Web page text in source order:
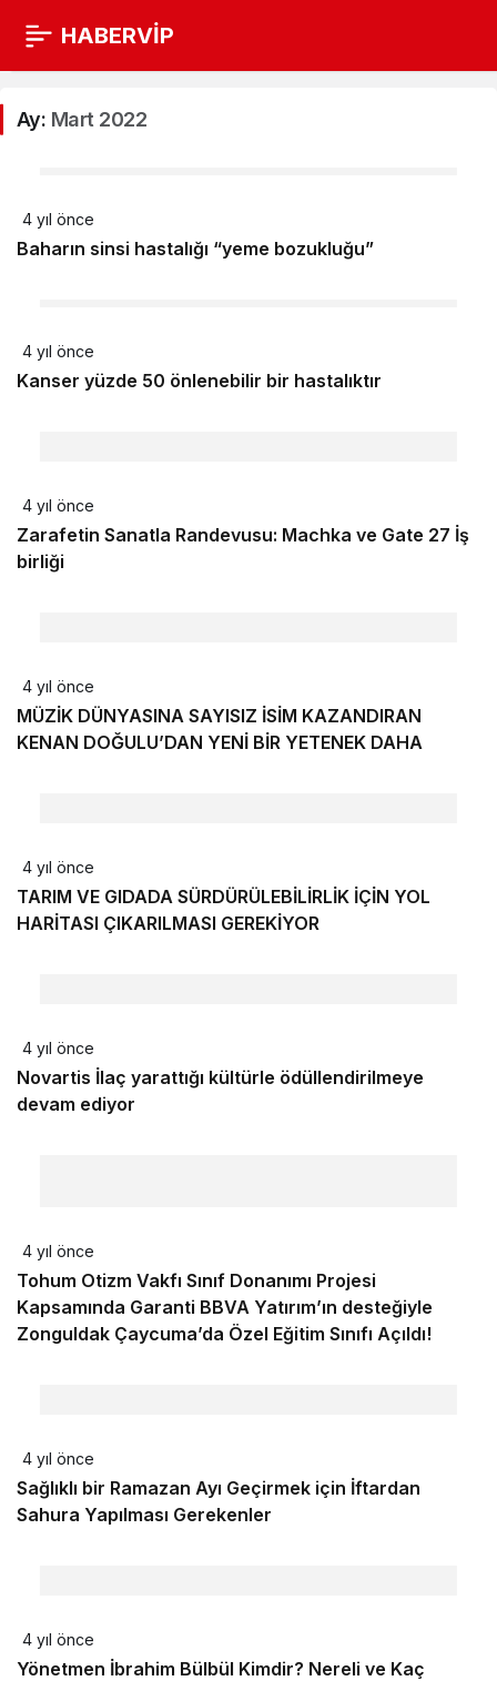
HABERVİP
Ay: Mart 2022
4 yıl önce
Baharın sinsi hastalığı “yeme bozukluğu”
4 yıl önce
Kanser yüzde 50 önlenebilir bir hastalıktır
4 yıl önce
Zarafetin Sanatla Randevusu: Machka ve Gate 27 İş
birliği
4 yıl önce
MÜZİK DÜNYASINA SAYISIZ İSİM KAZANDIRAN
KENAN DOĞULU’DAN YENİ BİR YETENEK DAHA
4 yıl önce
TARIM VE GIDADA SÜRDÜRÜLEBİLİRLİK İÇİN YOL
HARİTASI ÇIKARILMASI GEREKİYOR
4 yıl önce
Novartis İlaç yarattığı kültürle ödüllendirilmeye
devam ediyor
4 yıl önce
Tohum Otizm Vakfı Sınıf Donanımı Projesi
Kapsamında Garanti BBVA Yatırım’ın desteğiyle
Zonguldak Çaycuma’da Özel Eğitim Sınıfı Açıldı!
4 yıl önce
Sağlıklı bir Ramazan Ayı Geçirmek için İftardan
Sahura Yapılması Gerekenler
4 yıl önce
Yönetmen İbrahim Bülbül Kimdir? Nereli ve Kaç